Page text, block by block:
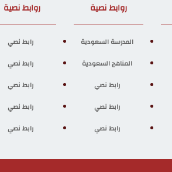
روابط نصية
المدرسة السعودية
المناهج السعودية
رابط نصي
رابط نصي
رابط نصي
روابط نصية
رابط نصي
رابط نصي
رابط نصي
رابط نصي
رابط نصي